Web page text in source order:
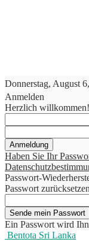
Donnerstag, August
Anmelden
Herzlich
Haben Sie Ihr
Passwort-
Passwort zurücksetzen
Ein Passwort wird
Bentota Sri Lanka